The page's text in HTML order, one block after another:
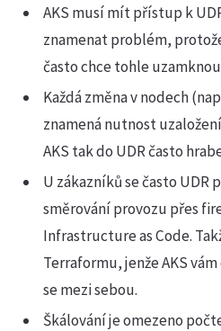
AKS musí mít přístup k
znamenat problém,
často chce tohle
Každá změna v nodech
znamená nutnost
AKS tak do UDR často
U zákazníků se často UDR
směrování provozu přes
Infrastructure as Code.
Terraformu, jenže AKS
se mezi sebou.
Škálování je omezeno